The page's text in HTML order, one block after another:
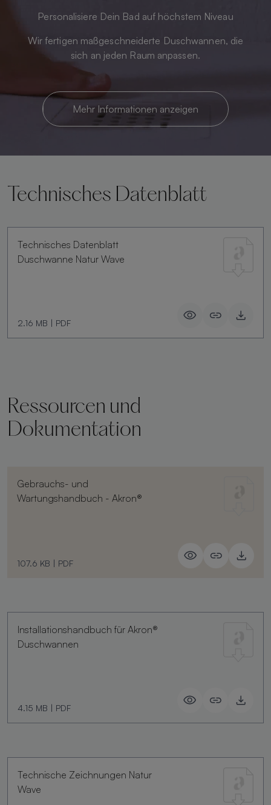
Personalisiere Dein Bad auf höchstem Niveau
Wir fertigen maßgeschneiderte Duschwannen, die
sich an jeden Raum anpassen.
Mehr Informationen anzeigen
Technisches Datenblatt
Technisches Datenblatt
Duschwanne Natur Wave
2.16 MB | PDF
Ressourcen und
Dokumentation
Gebrauchs- und
Wartungshandbuch - Akron®
107.6 KB | PDF
Installationshandbuch für Akron®
Duschwannen
4.15 MB | PDF
Technische Zeichnungen Natur
Wave